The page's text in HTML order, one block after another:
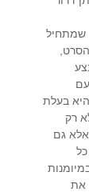
שמתחיל
בעלת
רק
אלא גם
את